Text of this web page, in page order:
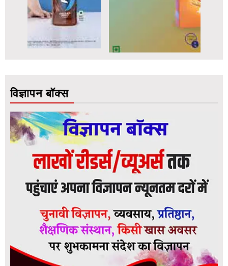
विज्ञापन बॉक्स